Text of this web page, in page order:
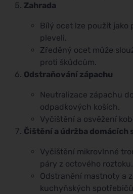
Zahrada
Bílý ocet lze použít
pleveli.
Zředěný ocet může
proti škůdcům.
Odstraňování zápachu
Neutralizace zápachu
odpadkových koších.
Vyčištění a osvěžení
Čištění a údržba domácích
Vyčištění mikrovlnné
páry z octového roztoku.
Odstranění mastnoty a
kuchyňských